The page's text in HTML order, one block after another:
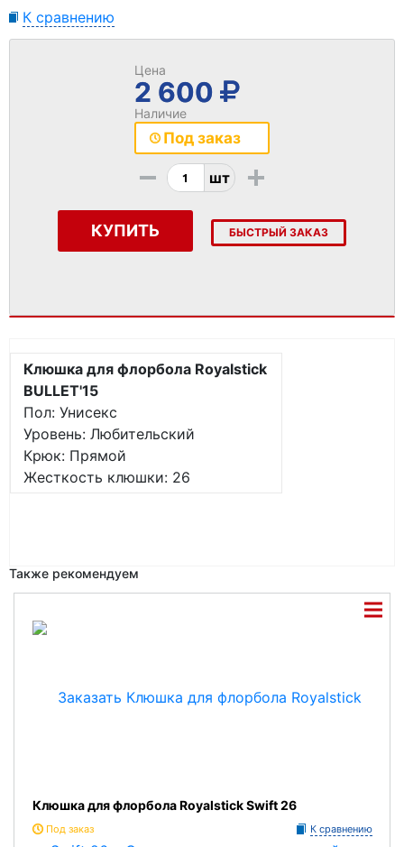
К сравнению
Цена
2 600
Наличие
Под заказ
- шт +
КУПИТЬ БЫСТРЫЙ ЗАКАЗ
Клюшка для флорбола Royalstick
BULLET'15
Пол: Унисекс
Уровень: Любительский
Крюк: Прямой
Жесткость клюшки: 26
Также рекомендуем
Клюшка для флорбола Royalstick Swift 26
Под заказ К сравнению